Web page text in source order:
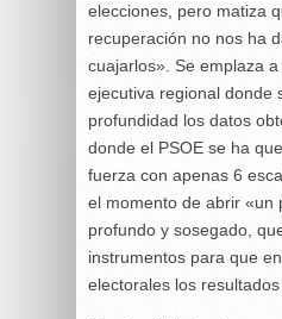
elecciones, pero matiza
recuperación no nos ha
cuajarlos». Se emplaza
ejecutiva regional donde
profundidad los datos
donde el PSOE se ha
fuerza con apenas 6
el momento de abrir «un
profundo y sosegado,
instrumentos para que
electorales los